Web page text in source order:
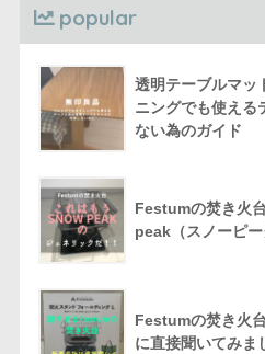
popular
透明テーブルマッ
ニングでも使える
ない為のガイド
Festumの焚き火
peak（スノーピ
Festumの焚き火
に直接聞いてみま